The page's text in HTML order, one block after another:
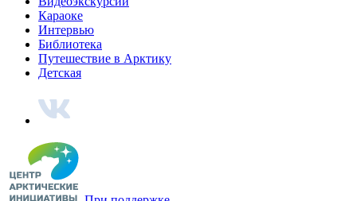
Нуналихтак – хозяин земли
Интервью с кинорежиссером Алексеем Вахрушевым
Звезды Арктики
Писатели, художники и другие выдающиеся северяне
Интервью с помором Федором Поповым
Арктика Смотреть все
Исполняет ансамбль «Сёётей Не»
«Illalla», песня на карельском языке
Исполняет ансамбль народной песни «Калевала»
Harageine, песня на вепсском языке
Исполняет Вепсский народный хор
Harageine, песня на вепсском языке
Исполняет Вепсский народный хор